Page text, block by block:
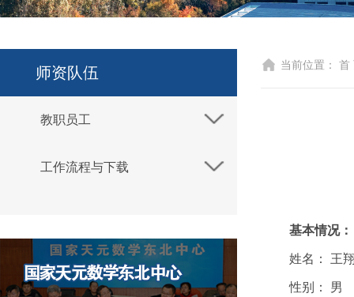
师资队伍
教职员工
工作流程与下载
当前位置： 首
基本情况：
姓名： 王
性别： 男